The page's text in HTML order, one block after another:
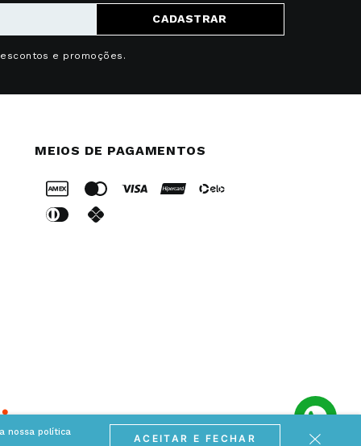
nossa política
ACEITAR E FECHAR
CADASTRAR
e promoções.
MEIOS DE PAGAMENTOS